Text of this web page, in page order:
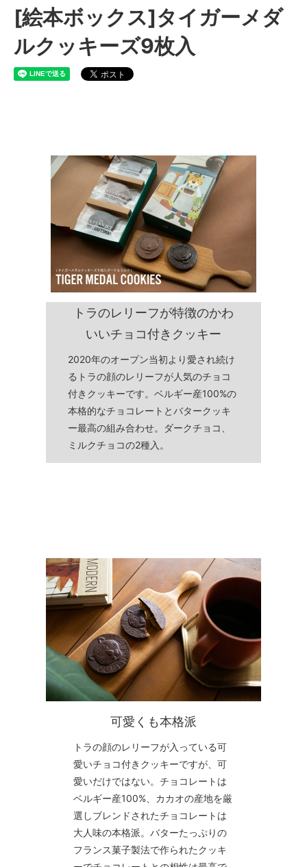
[絵本ボックス]タイガーメダ
ルクッキーズ9枚入
トラのレリーフが特徴のかわ
いいチョコ付きクッキー
2020年のオープン当初より愛され続け
るトラの顔のレリーフが人気のチョコ
付きクッキーです。ベルギー産100%の
本格的なチョコレートとバタークッキ
ー最高の組み合わせ。ダークチョコ、
ミルクチョコの2種入。
可愛くも本格派
トラの顔のレリーフが入っている可
愛いチョコ付きクッキーですが、可
愛いだけではない。チョコレートは
ベルギー産100%、カカオの産地を厳
選しブレンドされたチョコレートは
大人味の本格派。バターたっぷりの
フランス菓子製法で作られたクッキ